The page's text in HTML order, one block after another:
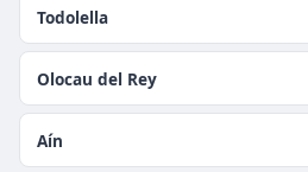
Todolella
Olocau del Rey
Aín